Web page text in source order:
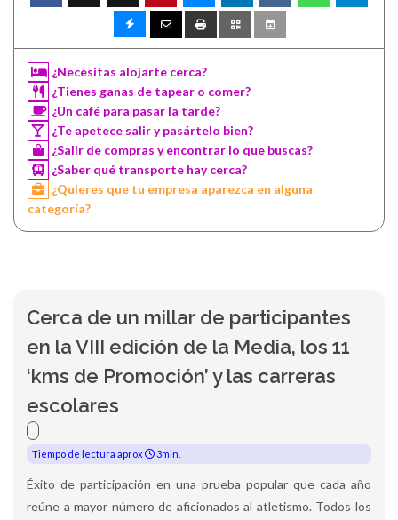
¿Necesitas alojarte cerca?
¿Tienes ganas de tapear o comer?
¿Un café para pasar la tarde?
¿Te apetece salir y pasártelo bien?
¿Salir de compras y encontrar lo que buscas?
¿Saber qué transporte hay cerca?
¿Quieres que tu empresa aparezca en alguna
categoría?
Cerca de un millar de participantes
en la VIII edición de la Media, los 11
‘kms de Promoción’ y las carreras
escolares
Tiempo de lectura aprox 3min.
Éxito de participación en una prueba popular que cada año
reúne a mayor número de aficionados al atletismo. Todos los